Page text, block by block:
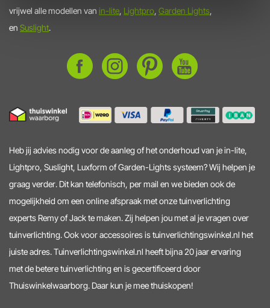
vrijwel alle modellen van in-lite, Lightpro, Garden Lights,
en Suslight.
Heb jij advies nodig voor de aanleg of het onderhoud van je in-lite,
Lightpro, Suslight, Luxform of Garden-Lights systeem? Wij helpen je
graag verder. Dit kan telefonisch, per mail en we bieden ook de
mogelijkheid om een online afspraak met onze tuinverlichting
experts Remy of Jack te maken. Zij helpen jou met al je vragen over
tuinverlichting. Ook voor accessoires is tuinverlichtingswinkel.nl het
juiste adres. Tuinverlichtingswinkel.nl heeft bijna 20 jaar ervaring
met de betere tuinverlichting en is gecertificeerd door
Thuiswinkelwaarborg. Daar kun je mee thuiskopen!